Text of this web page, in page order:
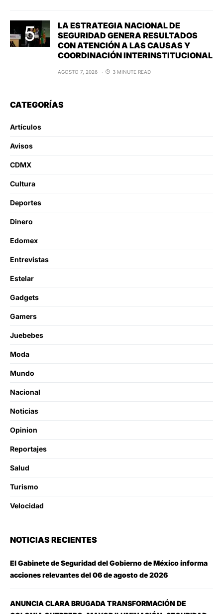
LA ESTRATEGIA NACIONAL DE
SEGURIDAD GENERA RESULTADOS
CON ATENCIÓN A LAS CAUSAS Y
COORDINACIÓN INTERINSTITUCIONAL
AGOSTO 7, 2026 3 MINUTE READ
CATEGORÍAS
Artículos
Avisos
CDMX
Cultura
Deportes
Dinero
Edomex
Entrevistas
Estelar
Gadgets
Gamers
Juebebes
Moda
Mundo
Nacional
Noticias
Opinion
Reportajes
Salud
Turismo
Velocidad
NOTICIAS RECIENTES
El Gabinete de Seguridad del Gobierno de México informa
acciones relevantes del 06 de agosto de 2026
ANUNCIA CLARA BRUGADA TRANSFORMACIÓN DE